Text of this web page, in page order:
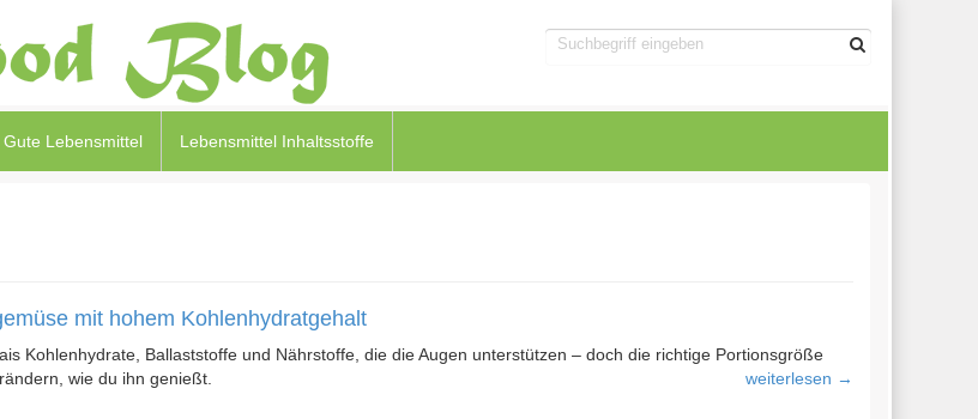
Gute Lebensmittel Lebensmittel Inhaltsstoffe
mit hohem Kohlenhydratgehalt
Kohlenhydrate, Ballaststoffe und Nährstoffe, die die Augen unterstützen – doch die richtige Portionsgröße
wie du ihn genießt.
weiterlesen →